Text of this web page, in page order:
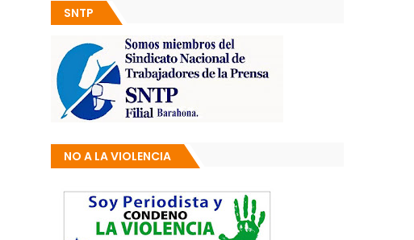
SNTP
NO A LA VIOLENCIA